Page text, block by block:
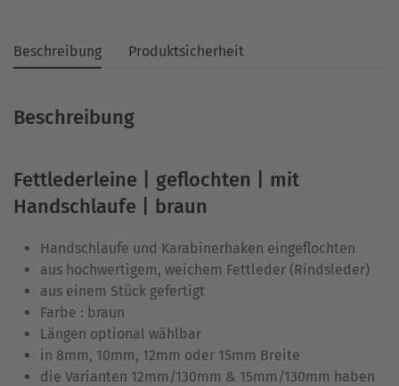
Beschreibung Produktsicherheit
Beschreibung
Fettlederleine | geflochten | mit
Handschlaufe | braun
Handschlaufe und Karabinerhaken eingeflochten
aus hochwertigem, weichem Fettleder (Rindsleder)
aus einem Stück gefertigt
Farbe : braun
Längen optional wählbar
in 8mm, 10mm, 12mm oder 15mm Breite
die Varianten 12mm/130mm & 15mm/130mm haben